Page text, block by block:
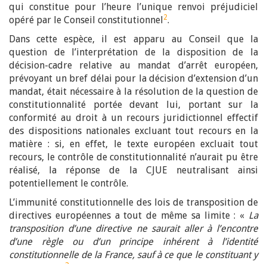
qui constitue pour l’heure l’unique renvoi préjudiciel
opéré par le Conseil constitutionnel2.
Dans cette espèce, il est apparu au Conseil que la
question de l’interprétation de la disposition de la
décision-cadre relative au mandat d’arrêt européen,
prévoyant un bref délai pour la décision d’extension d’un
mandat, était nécessaire à la résolution de la question de
constitutionnalité portée devant lui, portant sur la
conformité au droit à un recours juridictionnel effectif
des dispositions nationales excluant tout recours en la
matière : si, en effet, le texte européen excluait tout
recours, le contrôle de constitutionnalité n’aurait pu être
réalisé, la réponse de la CJUE neutralisant ainsi
potentiellement le contrôle.
L’immunité constitutionnelle des lois de transposition de
directives européennes a tout de même sa limite : « La
transposition d’une directive ne saurait aller à l’encontre
d’une règle ou d’un principe inhérent à l’identité
constitutionnelle de la France, sauf à ce que le constituant y